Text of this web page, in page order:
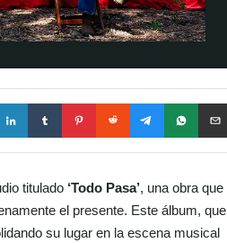
titulado ‘Todo Pasa’, una obra que
el presente. Este álbum, que
su lugar en la escena musical